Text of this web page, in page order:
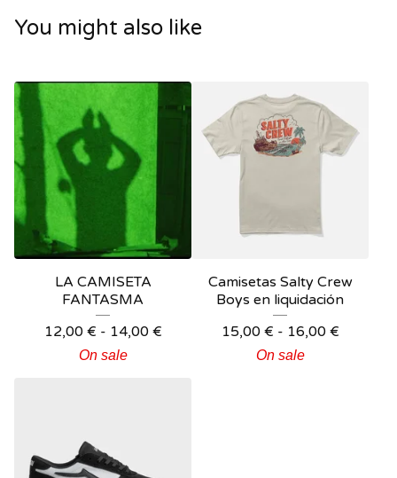
You might also like
LA CAMISETA
FANTASMA
12,00 € - 14,00 €
On sale
Camisetas Salty Crew
Boys en liquidación
15,00 € - 16,00 €
On sale